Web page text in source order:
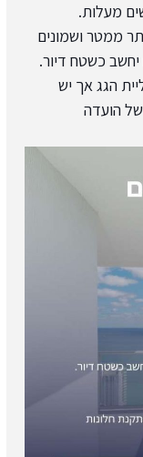
מעלות.
ממטר ושמונים
כשטח דיור.
הגג אך יש
הועדה